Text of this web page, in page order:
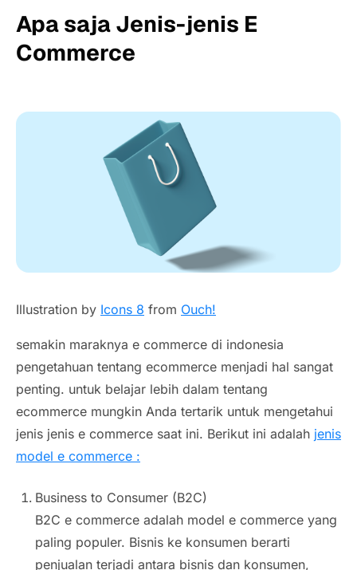
Apa saja Jenis-jenis E
Commerce
Illustration by Icons 8 from Ouch!
semakin maraknya e commerce di indonesia
pengetahuan tentang ecommerce menjadi hal sangat
penting. untuk belajar lebih dalam tentang
ecommerce mungkin Anda tertarik untuk mengetahui
jenis jenis e commerce saat ini. Berikut ini adalah jenis
model e commerce :
Business to Consumer (B2C)
B2C e commerce adalah model e commerce yang
paling populer. Bisnis ke konsumen berarti
penjualan terjadi antara bisnis dan konsumen,